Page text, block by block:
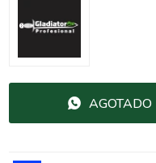
AGOTADO